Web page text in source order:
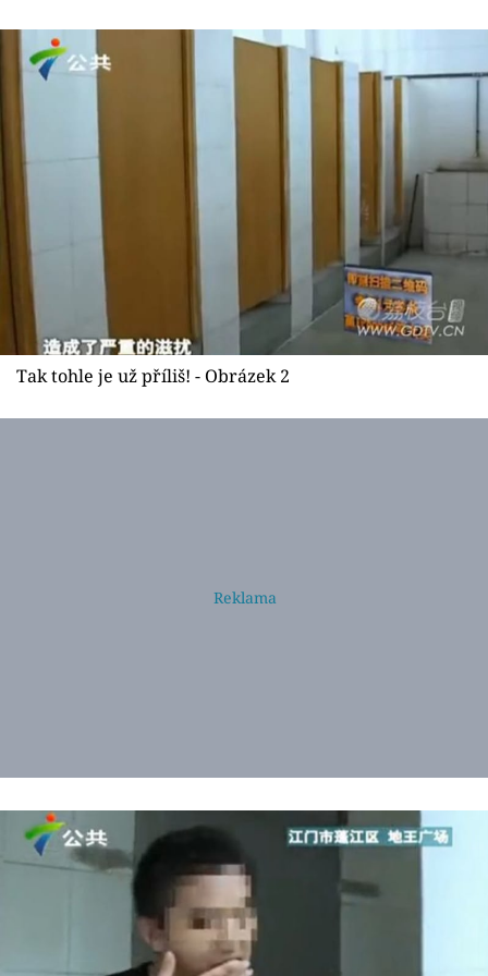
Videa
Sledujte prima+
Přihlášení
Sledujte nás
Tak tohle je už příliš! - Obrázek 2